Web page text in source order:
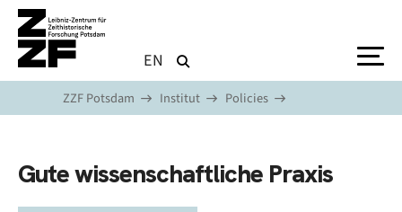
Direkt zum Inhalt
EN
ZZF Potsdam Institut Policies
Gute wissenschaftliche Praxis